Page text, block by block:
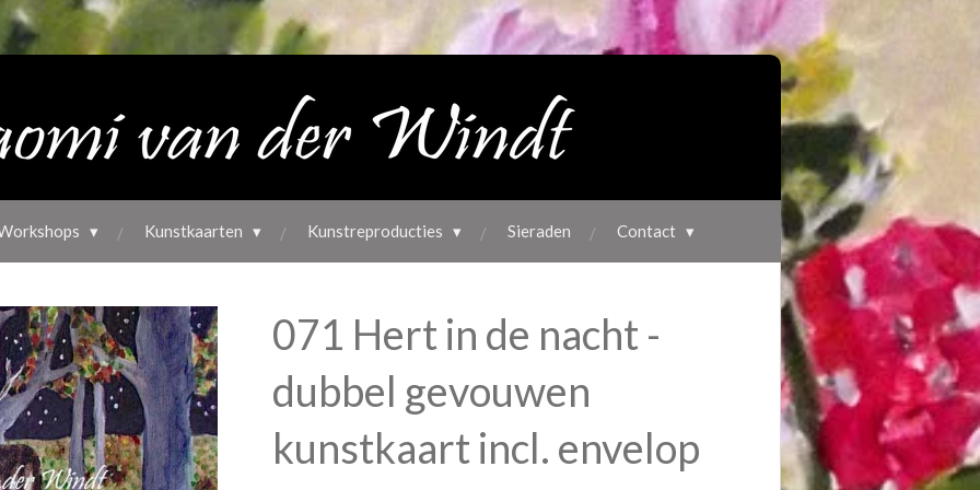
Kunstkaarten Kunstreproducties Sieraden Contact
071 Hert in de nacht -
dubbel gevouwen
kunstkaart incl. envelop